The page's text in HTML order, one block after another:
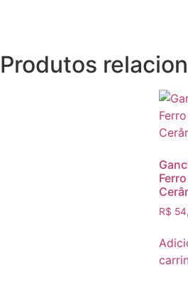
Produtos
R$